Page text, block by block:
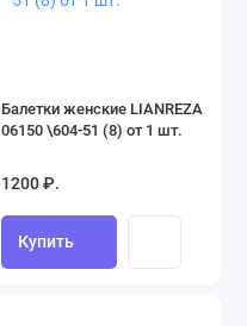
Балетки женские LIANREZA
06150 \604-51 (8) от 1 шт.
1200 ₽.
Купить